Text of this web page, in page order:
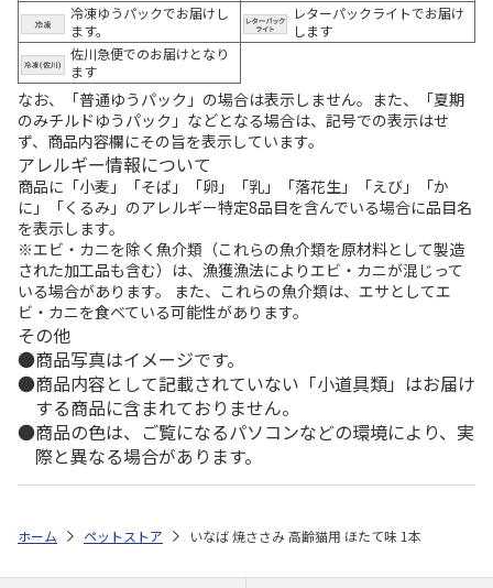
冷凍ゆうパックでお届けし
ます。
レターパックライトでお届け
します
佐川急便でのお届けとなり
ます
なお、「普通ゆうパック」の場合は表示しません。また、「夏期
のみチルドゆうパック」などとなる場合は、記号での表示はせ
ず、商品内容欄にその旨を表示しています。
アレルギー情報について
商品に「小麦」「そば」「卵」「乳」「落花生」「えび」「か
に」「くるみ」のアレルギー特定8品目を含んでいる場合に品目名
を表示します。
※エビ・カニを除く魚介類（これらの魚介類を原材料として製造
された加工品も含む）は、漁獲漁法によりエビ・カニが混じって
いる場合があります。 また、これらの魚介類は、エサとしてエ
ビ・カニを食べている可能性があります。
その他
商品写真はイメージです。
商品内容として記載されていない「小道具類」はお届け
する商品に含まれておりません。
商品の色は、ご覧になるパソコンなどの環境により、実
際と異なる場合があります。
ホーム ペットストア いなば 焼ささみ 高齢猫用 ほたて味 1本